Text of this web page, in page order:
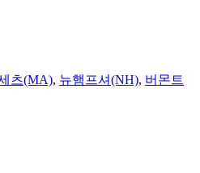
츠(MA), 뉴햄프셔(NH), 버몬트